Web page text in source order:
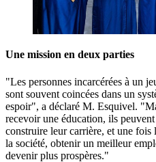
Une mission en deux parties
"Les personnes incarcérées à un
sont souvent coincées dans un
espoir", a déclaré M. Esquivel.
recevoir une éducation, ils
construire leur carrière, et une fois
la société, obtenir un meilleur
devenir plus prospères."